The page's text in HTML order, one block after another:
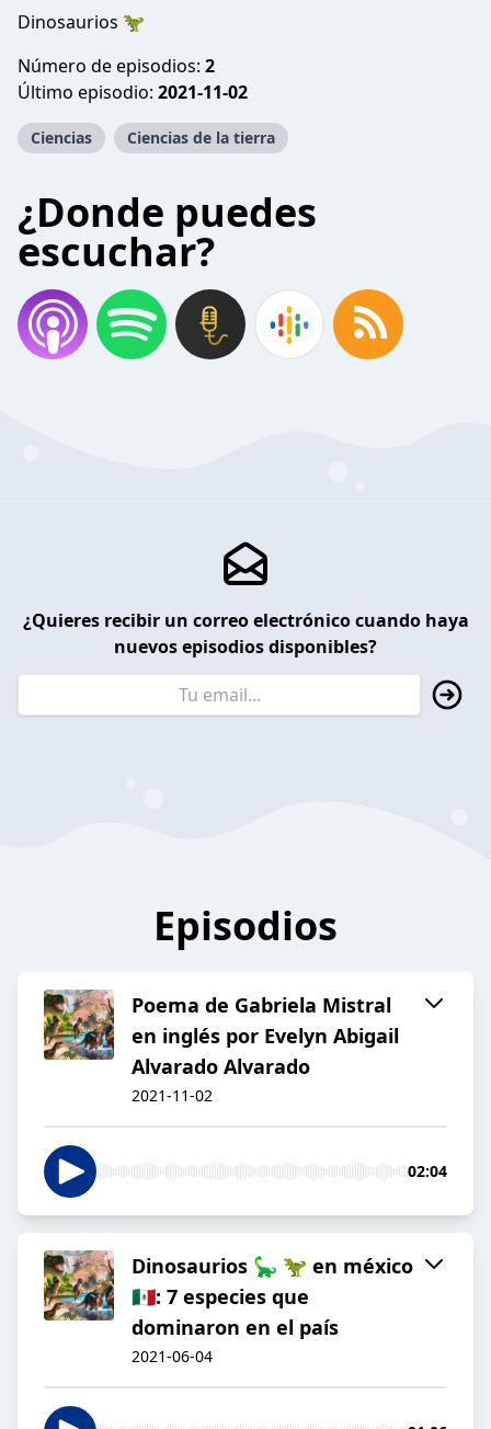
Dinosaurios 🦖
Número de episodios: 2
Último episodio: 2021-11-02
Ciencias Ciencias de la tierra
¿Donde puedes
escuchar?
¿Quieres recibir un correo electrónico cuando haya
nuevos episodios disponibles?
Episodios
Poema de Gabriela Mistral
en inglés por Evelyn Abigail
Alvarado Alvarado
2021-11-02
02:04
Dinosaurios 🦕 🦖 en méxico
🇲🇽: 7 especies que
dominaron en el país
2021-06-04